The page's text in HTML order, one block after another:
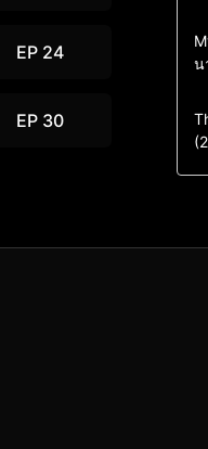
EP 24
EP 30
น